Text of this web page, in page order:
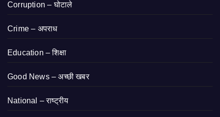
Corruption – घोटाले
Crime – अपराध
Education – शिक्षा
Good News – अच्छी खबर
National – राष्ट्रीय